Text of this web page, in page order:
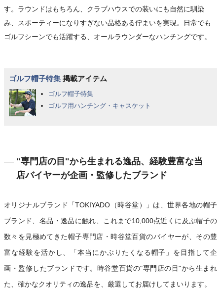
す。ラウンドはもちろん、クラブハウスでの装いにも自然に馴染
み、スポーティーになりすぎない品格ある佇まいを実現。日常でも
ゴルフシーンでも活躍する、オールラウンダーなハンチングです。
ゴルフ帽子特集 掲載アイテム
ゴルフ帽子特集
ゴルフ用ハンチング・キャスケット
"専門店の目"から生まれる逸品、経験豊富な当
店バイヤーが企画・監修したブランド
オリジナルブランド「TOKIYADO（時谷堂）」は、世界各地の帽子
ブランド、名品・逸品に触れ、これまで10,000点近くに及ぶ帽子の
数々を見極めてきた帽子専門店・時谷堂百貨のバイヤーが、その豊
富な経験を活かし、「本当にかぶりたくなる帽子」を目指して企
画・監修したブランドです。時谷堂百貨の"専門店の目"から生まれ
た、確かなクオリティの逸品を、厳選してお届けしてまいります。